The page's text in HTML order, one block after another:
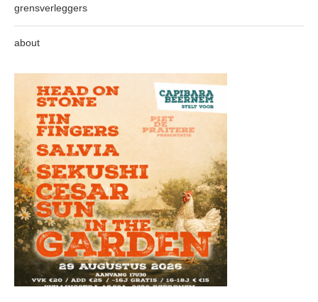
grensverleggers
about